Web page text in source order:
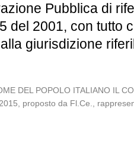
Pubblica di
del 2001, con tutto
giurisdizione
DEL POPOLO ITALIANO IL
proposto da Fl.Ce.,